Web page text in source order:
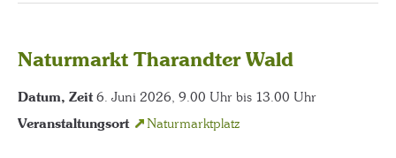
Naturmarkt Tharandter Wald
Datum, Zeit6. Juni 2026, 9.00 Uhr bis 13.00 Uhr
Veranstaltungsort Naturmarktplatz